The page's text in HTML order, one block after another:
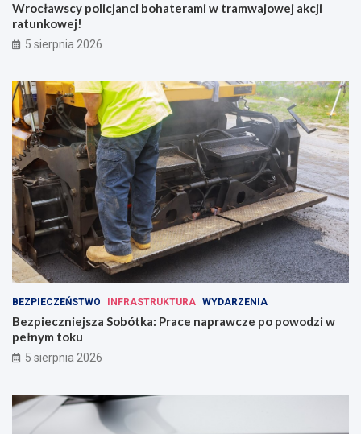
Wrocławscy policjanci bohaterami w tramwajowej akcji
ratunkowej!
5 sierpnia 2026
BEZPIECZEŃSTWO INFRASTRUKTURA WYDARZENIA
Bezpieczniejsza Sobótka: Prace naprawcze po powodzi w
pełnym toku
5 sierpnia 2026